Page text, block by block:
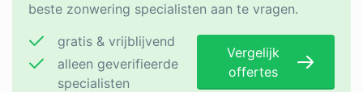
beste zonwering specialisten aan te vragen.
gratis & vrijblijvend
alleen geverifieerde
specialisten
Vergelijk
offertes